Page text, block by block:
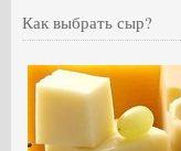
Как выбрать сыр?